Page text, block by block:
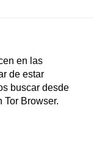
en las
de estar
buscar desde
Tor Browser.